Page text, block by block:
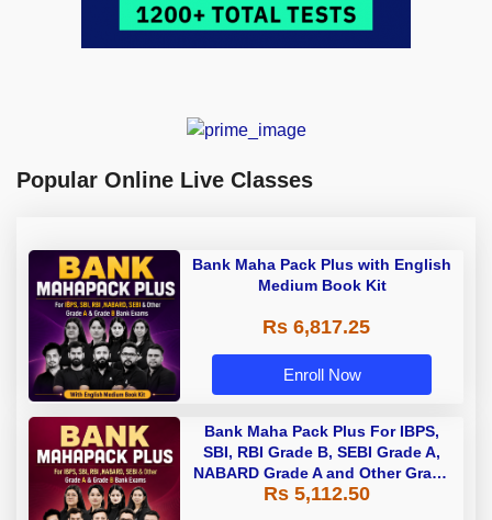
Popular Online Live Classes
Bank Maha Pack Plus with English
Medium Book Kit
Rs 6,817.25
Enroll Now
Bank Maha Pack Plus For IBPS,
SBI, RBI Grade B, SEBI Grade A,
NABARD Grade A and Other Grade
A & Grade B Bank Exams
Rs 5,112.50